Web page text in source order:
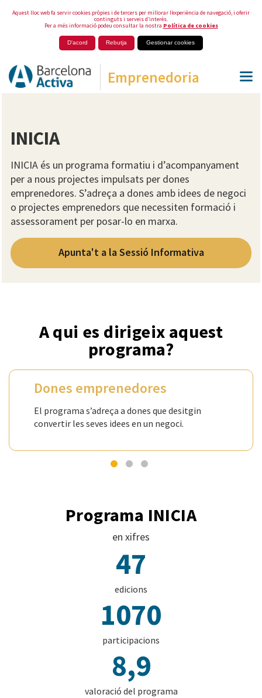
Aquest lloc web fa servir cookies pròpies i de tercers per millorar l’experiència de navegació, i oferir
continguts i serveis d’interès.
Per a més informació podeu consultar la nostra Política de cookies
D'acord Rebutja Gestionar cookies
Emprenedoria
INICIA
INICIA és un programa formatiu i d’acompanyament
per a nous projectes impulsats per dones
emprenedores. S’adreça a dones amb idees de negoci
o projectes emprenedors que necessiten formació i
assessorament per posar-lo en marxa.
Apunta't a la Sessió Informativa
A qui es dirigeix aquest
programa?
Dones emprenedores
El programa s’adreça a dones que desitgin
convertir les seves idees en un negoci.
Programa INICIA
en xifres
47
edicions
1070
participacions
8,9
valoració del programa